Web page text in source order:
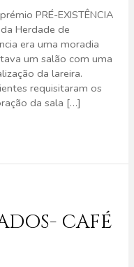
PRÉ-EXISTÊNCIA
Herdade de
era uma moradia
um salão com uma
da lareira.
requisitaram os
da sala […]
CAFÉ